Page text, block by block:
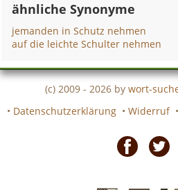
ähnliche Synonyme
jemanden in Schutz nehmen
auf die leichte Schulter nehmen
(c) 2009 - 2026 by wort-
• Datenschutzerklärung • Widerruf •